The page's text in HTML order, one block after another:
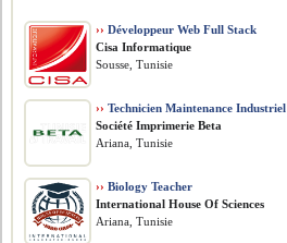
›› Développeur Web Full Stack
Cisa Informatique
Sousse, Tunisie
›› Technicien Maintenance Industriel
Société Imprimerie Beta
Ariana, Tunisie
›› Biology Teacher
International House Of Sciences
Ariana, Tunisie